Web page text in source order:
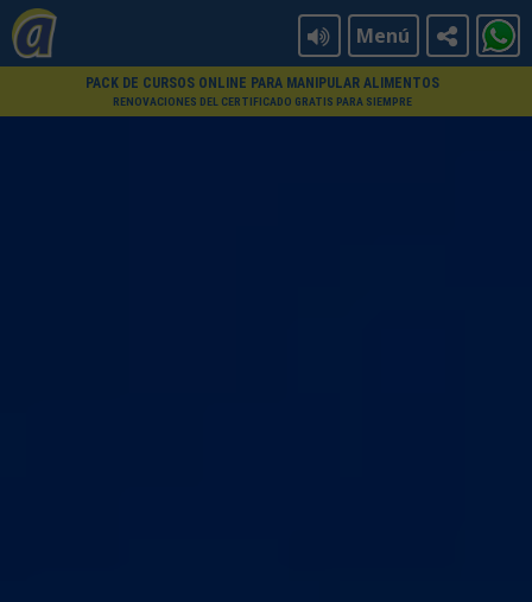
Menú
PACK DE CURSOS ONLINE PARA MANIPULAR ALIMENTOS
RENOVACIONES DEL CERTIFICADO GRATIS PARA SIEMPRE